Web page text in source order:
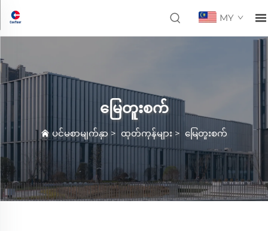
MY
မြေတူးစက်
ပင်မစာမျက်နှာ > ထုတ်ကုန်များ > မြေတူးစက်